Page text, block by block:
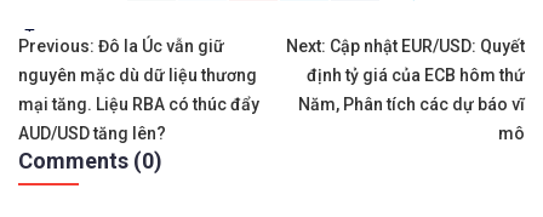
✨🏆Đầ𝐮 𝐭ư 𝐯à 𝐋ướ𝐭 𝐬ó𝐧𝐠 𝐜á𝐜 𝐜ổ 𝐩𝐡𝐢ế𝐮 𝐭𝐫ê𝐧 𝐭𝐡ị 𝐭𝐫ườ𝐧𝐠
✅𝘔ở 𝘵à𝘪 𝘬𝘩𝘰ả𝘯 𝘵𝘳ê𝘯 𝘴à𝘯 𝘌𝘹𝘯𝘦𝘴𝘴 𝘜𝘺 𝘛í𝘯 𝘷à 𝘱𝘩ù
👉Sàn hỗ trợ giao dịch hơn 100+ cổ phiếu nổi
Tags:
Điều
hướng
bài
viết
Previous: Đô la Úc vẫn giữ
nguyên mặc dù dữ liệu thương
mại tăng. Liệu RBA có thúc đẩy
AUD/USD tăng lên?
Next: Cập nhật EUR/USD: Quyết
định tỷ giá của ECB hôm thứ
Năm, Phân tích các dự báo vĩ
mô
Comments (0)